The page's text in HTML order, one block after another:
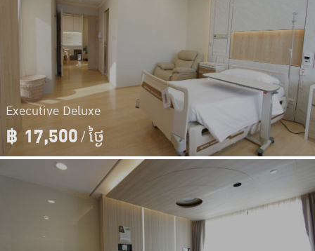
Executive Deluxe
฿ 17,500/ ថ្ងៃ